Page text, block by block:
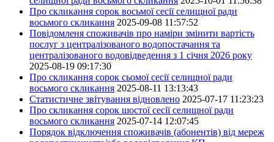
Про скликання сорок восьмої сесії селищної ради
восьмого скликання 2025-09-08 11:57:52
Повідомленя споживачів про наміри змінити вартість
послуг з централізованого водопостачання та
централізованого водовідведення з 1 січня 2026 року
2025-08-19 09:17:30
Про скликання сорок сьомої сесії селищної ради
восьмого скликання 2025-08-11 13:13:43
Статистичне звітування відновлено 2025-07-17 11:23:23
Про скликання сорок шостої сесії селищної ради
восьмого скликання 2025-07-14 12:07:45
Порядок відключення споживачів (абонентів) від мереж